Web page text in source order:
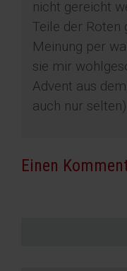
nicht gereicht
Teile der Roten
Meinung per
sie mir
Advent aus
auch nur
Einen